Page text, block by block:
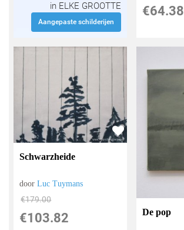
in ELKE GROOTTE
Aangepaste schilderijen
€64.38
Schwarzheide
doorLuc Tuymans
€179.00
€103.82 De pop